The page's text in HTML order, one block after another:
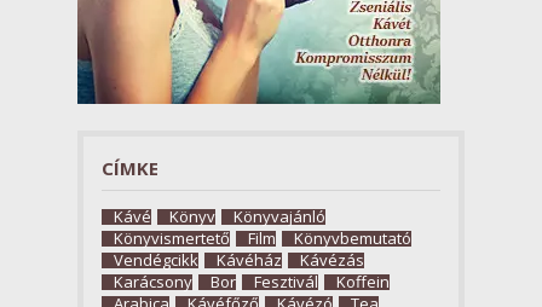
CÍMKE
Kávé Könyv
Könyvajánló
Könyvismertető
Film
Könyvbemutató
Vendégcikk
Kávéház
Kávézás
Karácsony
Bor Fesztivál
Koffein